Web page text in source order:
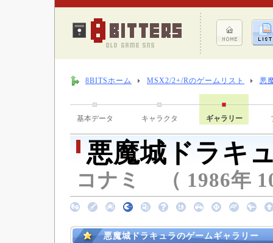
8BITSホーム MSX2/2+/Rのゲームリスト 悪
基本データ キャラクタ ギャラリー
悪魔城ドラキ
コナミ （ 1986年
悪魔城ドラキュラのゲームギャラリー